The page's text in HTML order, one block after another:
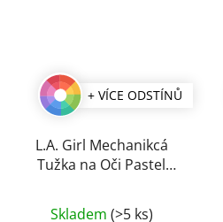
+ VÍCE ODSTÍNŮ
L.A. Girl Mechanikcá
Tužka na Oči Pastel
Skladem (>5 ks)